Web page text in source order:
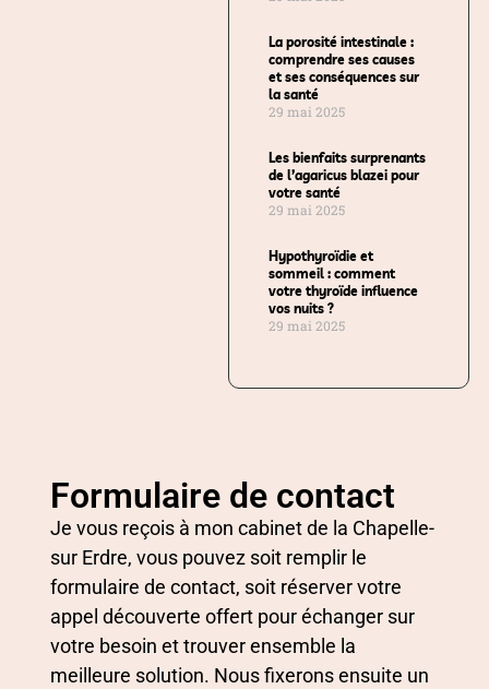
La porosité intestinale :
comprendre ses causes
et ses conséquences sur
la santé
29 mai 2025
Les bienfaits surprenants
de l’agaricus blazei pour
votre santé
29 mai 2025
Hypothyroïdie et
sommeil : comment
votre thyroïde influence
vos nuits ?
29 mai 2025
Formulaire de contact
Je vous reçois à mon cabinet de la Chapelle-
sur Erdre, vous pouvez soit remplir le
formulaire de contact, soit réserver votre
appel découverte offert pour échanger sur
votre besoin et trouver ensemble la
meilleure solution. Nous fixerons ensuite un